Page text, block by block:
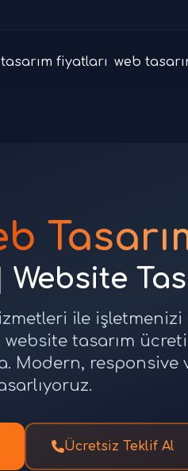
fiyatları web
Website
ile
tasarım
Modern, responsive
Ücretsiz Teklif Al